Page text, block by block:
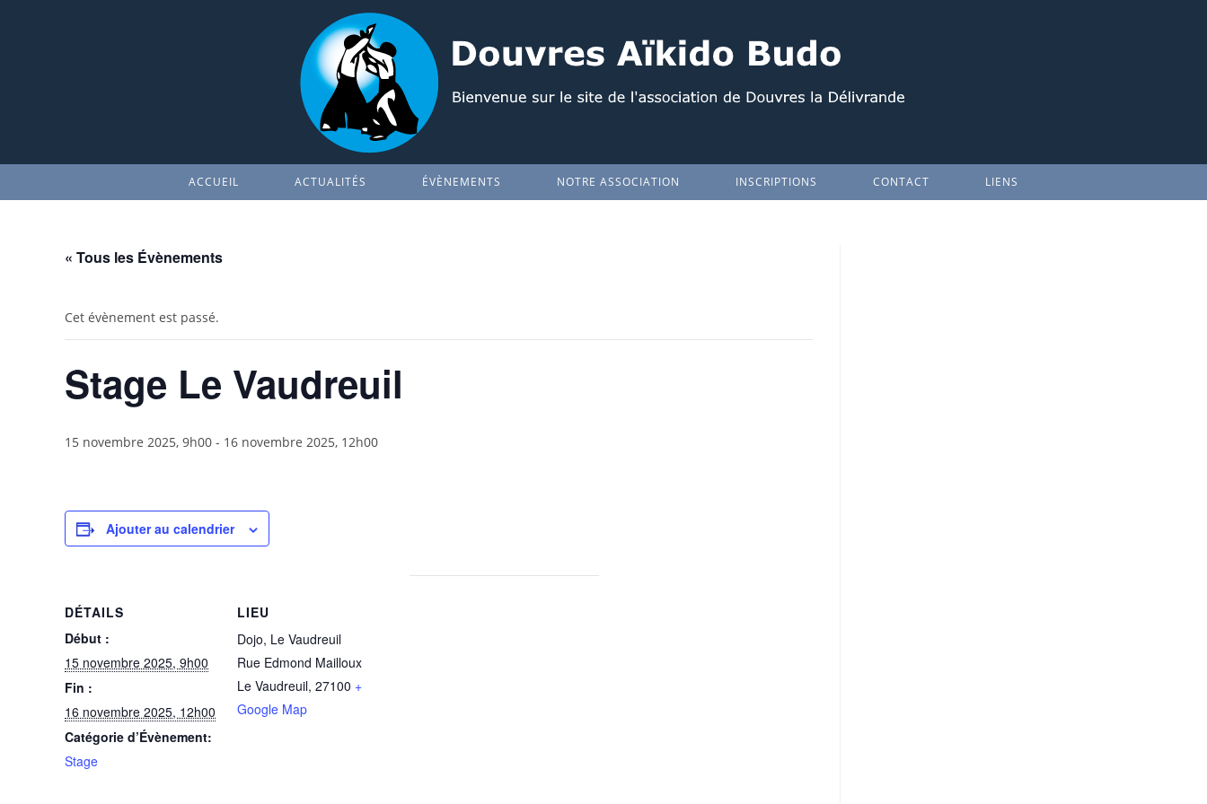
ACCUEIL ACTUALITÉS ÉVÈNEMENTS NOTRE ASSOCIATION INSCRIPTIONS CONTACT LIENS
« Tous les Évènements
Cet évènement est passé.
Stage Le Vaudreuil
15 novembre 2025, 9h00 - 16 novembre 2025, 12h00
Ajouter au calendrier
DÉTAILS
Début :
15 novembre 2025, 9h00
Fin :
16 novembre 2025, 12h00
Catégorie d’Évènement:
Stage
LIEU
Dojo, Le Vaudreuil
Rue Edmond Mailloux
Le Vaudreuil, 27100 +
Google Map